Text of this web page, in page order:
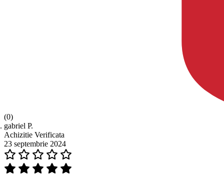
(0)
gabriel P.
Achizitie Verificata
23 septembrie 2024